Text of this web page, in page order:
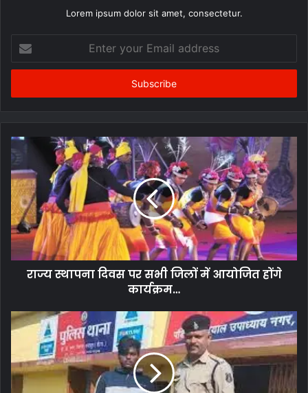
Lorem ipsum dolor sit amet, consectetur.
your
Email
राज्य स्थापना दिवस पर सभी जिलों में आयोजित होंगे
कार्यक्रम…